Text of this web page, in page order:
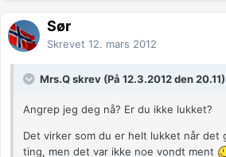
Sør
Skrevet 12. mars 2012
Mrs.Q skrev (På 12.3.2012 den
Angrep jeg deg nå? Er du ikke lukket?
Det virker som du er helt lukket når det
ting, men det var ikke noe vondt ment